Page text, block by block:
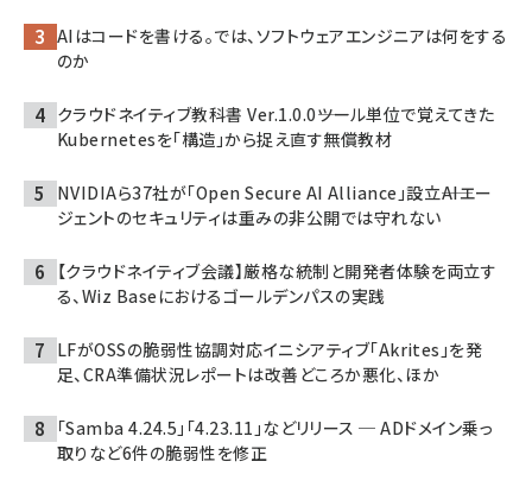
AIはコードを書ける。では、ソフトウェアエンジニアは何をする
のか
クラウドネイティブ教科書 Ver.1.0.0――ツール単位で覚えてきた
Kubernetesを「構造」から捉え直す無償教材
NVIDIAら37社が「Open Secure AI Alliance」設立――AIエー
ジェントのセキュリティは重みの非公開では守れない
【クラウドネイティブ会議】厳格な統制と開発者体験を両立す
る、Wiz Baseにおけるゴールデンパスの実践
LFがOSSの脆弱性協調対応イニシアティブ「Akrites」を発
足、CRA準備状況レポートは改善どころか悪化、ほか
「Samba 4.24.5」「4.23.11」などリリース ─ ADドメイン乗っ
取りなど6件の脆弱性を修正